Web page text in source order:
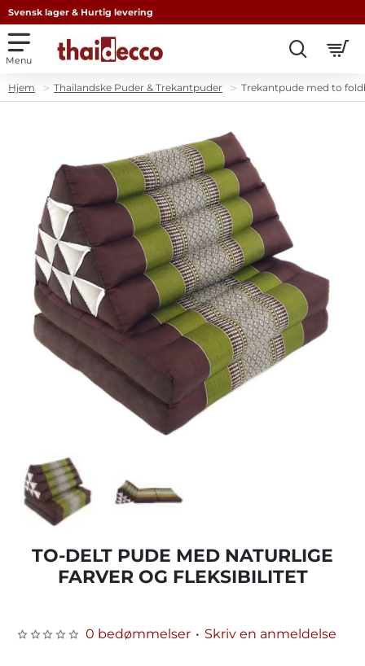
Svensk lager & Hurtig levering
home
Thailandske Puder & Trekantpuder Trekantpude med to
TO-DELT PUDE MED NATURLIGE
FARVER OG FLEKSIBILITET
0 bedømmelser • Skriv en anmeldelse